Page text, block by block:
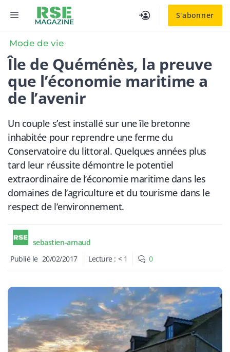
S'abonner
MENU
Mode de vie
Île de Quéménès, la preuve
que l’économie maritime a
de l’avenir
Un couple s’est installé sur une île bretonne
inhabitée pour reprendre une ferme du
Conservatoire du littoral. Quelques années plus
tard leur réussite démontre le potentiel
extraordinaire de l’économie maritime dans les
domaines de l’agriculture et du tourisme dans le
respect de l’environnement.
sebastien-arnaud
Publié le 20/02/2017 Lecture : < 1 0